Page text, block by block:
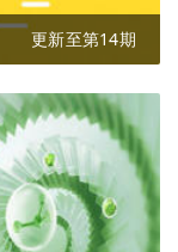
更新至第14期